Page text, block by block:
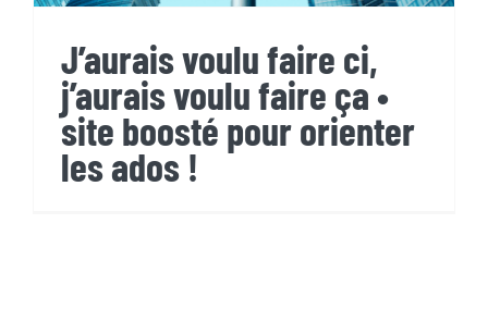
J’aurais voulu faire ci,
j’aurais voulu faire ça •
site boosté pour orienter
les ados !